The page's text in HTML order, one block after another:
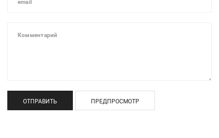
ОТПРАВИТЬ ПРЕДПРОСМОТР